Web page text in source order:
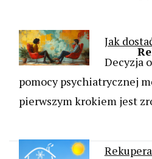
Jak
Decyzja
pomocy psychiatrycznej
pierwszym krokiem jest